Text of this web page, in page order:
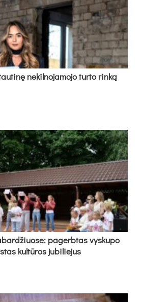
nekilnojamojo turto rinką
pa­gerb­tas vys­ku­po
kul­tū­ros ju­bi­lie­jus